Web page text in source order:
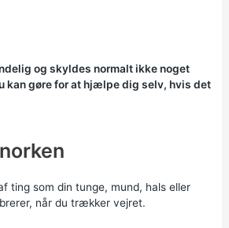
og skyldes normalt ikke noget
kan gøre for at hjælpe dig selv, hvis det
ting som din tunge, mund, hals eller
når du trækker vejret.